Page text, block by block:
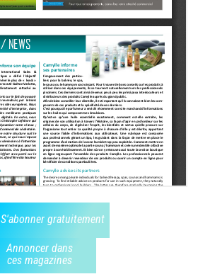
S'abonner gratuitement
Annoncer dans
ces magazines